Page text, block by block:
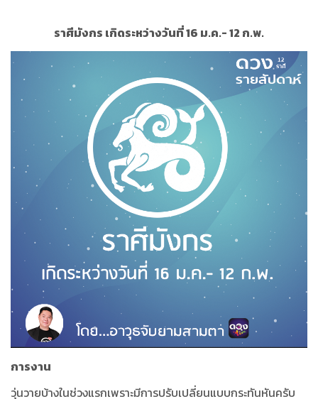
ราศีมังกร เกิดระหว่างวันที่ 16 ม.ค.- 12 ก.พ.
การงาน
วุ่นวายบ้างในช่วงแรกเพราะมีการปรับเปลี่ยนแบบกระทันหันครับ